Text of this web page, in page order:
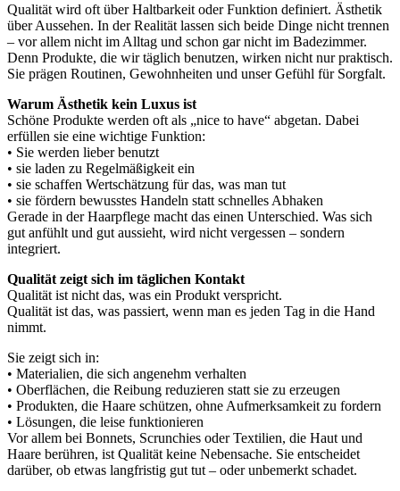
Qualität wird oft über Haltbarkeit oder Funktion definiert. Ästhetik
über Aussehen. In der Realität lassen sich beide Dinge nicht trennen
– vor allem nicht im Alltag und schon gar nicht im Badezimmer.
Denn Produkte, die wir täglich benutzen, wirken nicht nur praktisch.
Sie prägen Routinen, Gewohnheiten und unser Gefühl für Sorgfalt.
Warum Ästhetik kein Luxus ist
Schöne Produkte werden oft als „nice to have“ abgetan. Dabei
erfüllen sie eine wichtige Funktion:
• Sie werden lieber benutzt
• sie laden zu Regelmäßigkeit ein
• sie schaffen Wertschätzung für das, was man tut
• sie fördern bewusstes Handeln statt schnelles Abhaken
Gerade in der Haarpflege macht das einen Unterschied. Was sich
gut anfühlt und gut aussieht, wird nicht vergessen – sondern
integriert.
Qualität zeigt sich im täglichen Kontakt
Qualität ist nicht das, was ein Produkt verspricht.
Qualität ist das, was passiert, wenn man es jeden Tag in die Hand
nimmt.
Sie zeigt sich in:
• Materialien, die sich angenehm verhalten
• Oberflächen, die Reibung reduzieren statt sie zu erzeugen
• Produkten, die Haare schützen, ohne Aufmerksamkeit zu fordern
• Lösungen, die leise funktionieren
Vor allem bei Bonnets, Scrunchies oder Textilien, die Haut und
Haare berühren, ist Qualität keine Nebensache. Sie entscheidet
darüber, ob etwas langfristig gut tut – oder unbemerkt schadet.